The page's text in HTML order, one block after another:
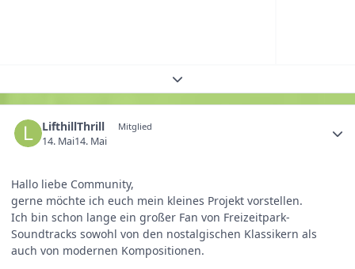
Themenübersicht erweitern
LifthillThrill Mitglied
14. Mai14. Mai
Hallo liebe Community,
gerne möchte ich euch mein kleines Projekt vorstellen.
Ich bin schon lange ein großer Fan von Freizeitpark-
Soundtracks sowohl von den nostalgischen Klassikern als
auch von modernen Kompositionen.